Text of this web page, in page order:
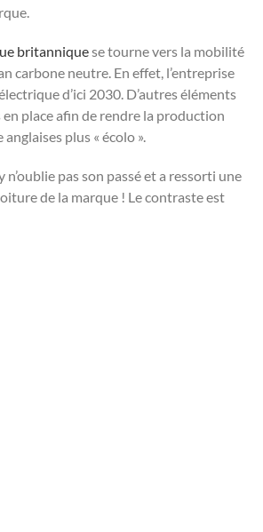
britanniquese tourne vers la mobilité
carbone neutre. En effet, l’entreprise
d’ici 2030. D’autres éléments
place afin de rendre la production
plus « écolo ».
pas son passé et a ressorti une
de la marque ! Le contraste est